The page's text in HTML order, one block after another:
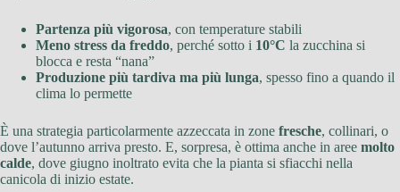
Partenza più vigorosa, con temperature stabili
Meno stress da freddo, perché sotto i 10°C la zucchina si
blocca e resta “nana”
Produzione più tardiva ma più lunga, spesso fino a quando il
clima lo permette
È una strategia particolarmente azzeccata in zone fresche, collinari, o
dove l’autunno arriva presto. E, sorpresa, è ottima anche in aree molto
calde, dove giugno inoltrato evita che la pianta si sfiacchi nella
canicola di inizio estate.